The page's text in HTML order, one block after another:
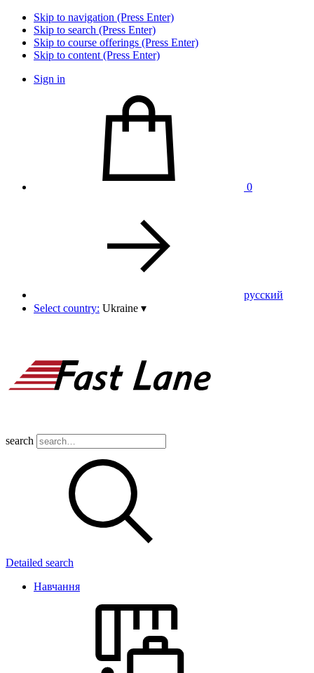
Skip to navigation (Press Enter)
Skip to search (Press Enter)
Skip to course offerings (Press Enter)
Skip to content (Press Enter)
Sign in
0
pусский
Select country: Ukraine ▾
search
Detailed search
Навчання